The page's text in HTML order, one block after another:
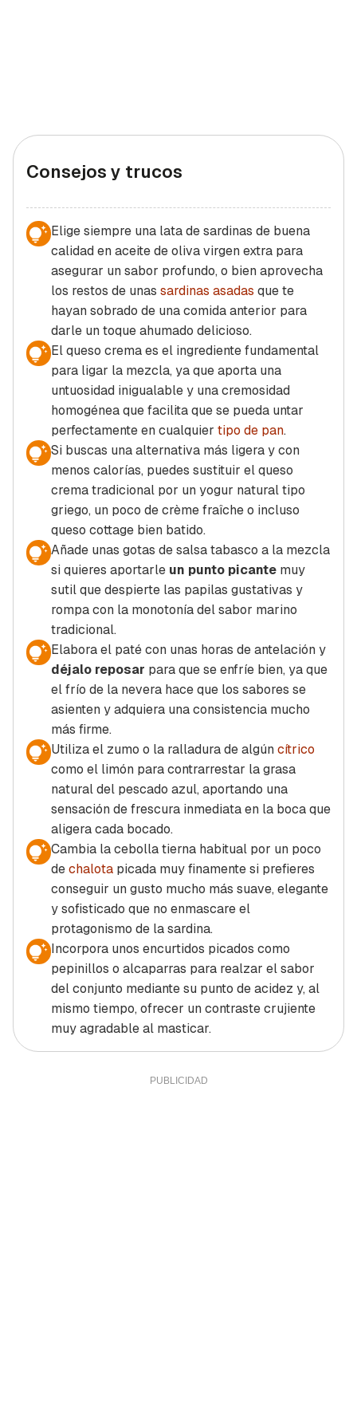
Consejos y trucos
Elige siempre una lata de sardinas de buena
calidad en aceite de oliva virgen extra para
asegurar un sabor profundo, o bien aprovecha
los restos de unas sardinas asadas que te
hayan sobrado de una comida anterior para
darle un toque ahumado delicioso.
El queso crema es el ingrediente fundamental
para ligar la mezcla, ya que aporta una
untuosidad inigualable y una cremosidad
homogénea que facilita que se pueda untar
perfectamente en cualquier tipo de pan.
Si buscas una alternativa más ligera y con
menos calorías, puedes sustituir el queso
crema tradicional por un yogur natural tipo
griego, un poco de crème fraîche o incluso
queso cottage bien batido.
Añade unas gotas de salsa tabasco a la mezcla
si quieres aportarle un punto picante muy
sutil que despierte las papilas gustativas y
rompa con la monotonía del sabor marino
tradicional.
Elabora el paté con unas horas de antelación y
déjalo reposar para que se enfríe bien, ya que
el frío de la nevera hace que los sabores se
asienten y adquiera una consistencia mucho
más firme.
Utiliza el zumo o la ralladura de algún cítrico
como el limón para contrarrestar la grasa
natural del pescado azul, aportando una
sensación de frescura inmediata en la boca que
aligera cada bocado.
Cambia la cebolla tierna habitual por un poco
dechalota picada muy finamente si prefieres
conseguir un gusto mucho más suave, elegante
y sofisticado que no enmascare el
protagonismo de la sardina.
Incorpora unos encurtidos picados como
pepinillos o alcaparras para realzar el sabor
del conjunto mediante su punto de acidez y, al
mismo tiempo, ofrecer un contraste crujiente
muy agradable al masticar.